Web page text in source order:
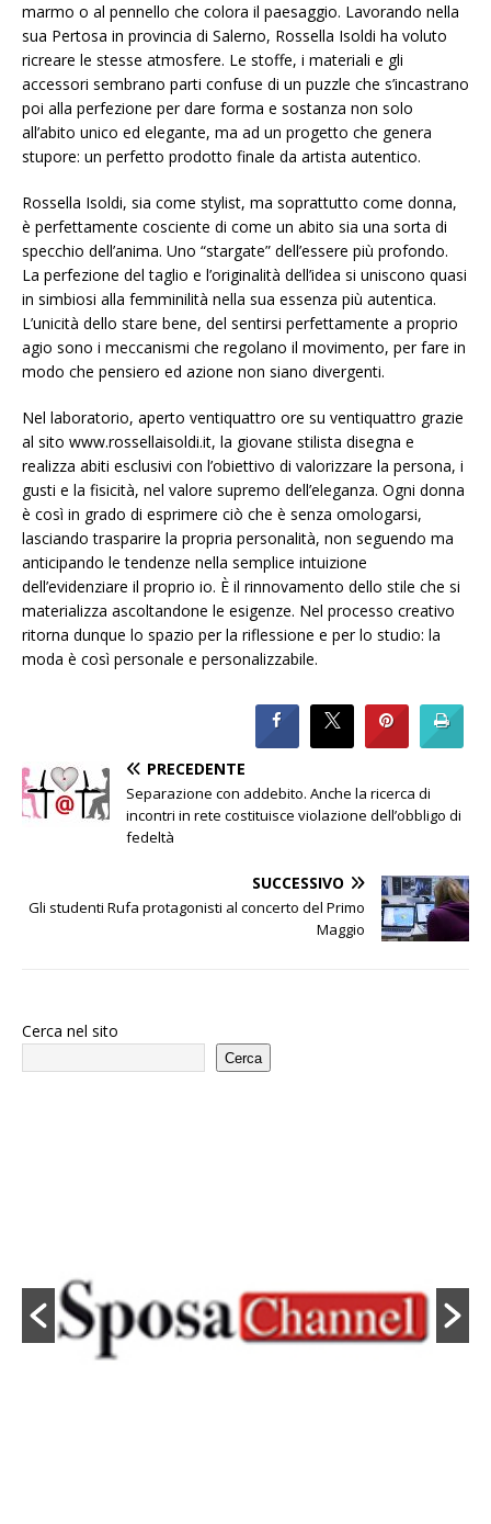
marmo o al pennello che colora il paesaggio. Lavorando nella
sua Pertosa in provincia di Salerno, Rossella Isoldi ha voluto
ricreare le stesse atmosfere. Le stoffe, i materiali e gli
accessori sembrano parti confuse di un puzzle che s’incastrano
poi alla perfezione per dare forma e sostanza non solo
all’abito unico ed elegante, ma ad un progetto che genera
stupore: un perfetto prodotto finale da artista autentico.
Rossella Isoldi, sia come stylist, ma soprattutto come donna,
è perfettamente cosciente di come un abito sia una sorta di
specchio dell’anima. Uno “stargate” dell’essere più profondo.
La perfezione del taglio e l’originalità dell’idea si uniscono quasi
in simbiosi alla femminilità nella sua essenza più autentica.
L’unicità dello stare bene, del sentirsi perfettamente a proprio
agio sono i meccanismi che regolano il movimento, per fare in
modo che pensiero ed azione non siano divergenti.
Nel laboratorio, aperto ventiquattro ore su ventiquattro grazie
al sito www.rossellaisoldi.it, la giovane stilista disegna e
realizza abiti esclusivi con l’obiettivo di valorizzare la persona, i
gusti e la fisicità, nel valore supremo dell’eleganza. Ogni donna
è così in grado di esprimere ciò che è senza omologarsi,
lasciando trasparire la propria personalità, non seguendo ma
anticipando le tendenze nella semplice intuizione
dell’evidenziare il proprio io. È il rinnovamento dello stile che si
materializza ascoltandone le esigenze. Nel processo creativo
ritorna dunque lo spazio per la riflessione e per lo studio: la
moda è così personale e personalizzabile.
PRECEDENTE
Separazione con addebito. Anche la ricerca di
incontri in rete costituisce violazione dell’obbligo di
fedeltà
SUCCESSIVO
Gli studenti Rufa protagonisti al concerto del Primo
Maggio
Cerca nel sito
Cerca